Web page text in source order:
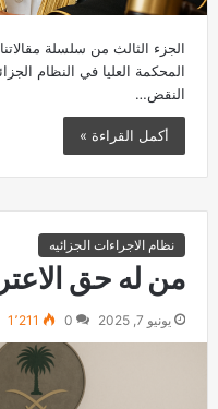
الجزء الثالث من سلسلة
المحكمة العليا في النظام
النقض…
أكمل القراءة »
نظام الاجراءات الجزائيه
من له حق
يونيو 7, 2025 0 1٬211